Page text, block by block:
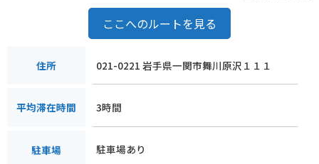
ここへのルートを見る
住所 021-0221 岩手県一関市舞川原沢１１１
平均滞在時間 3時間
駐車場 駐車場あり